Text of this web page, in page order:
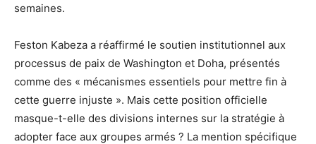
semaines.
Feston Kabeza a réaffirmé le soutien institutionnel aux
processus de paix de Washington et Doha, présentés
comme des « mécanismes essentiels pour mettre fin à
cette guerre injuste ». Mais cette position officielle
masque-t-elle des divisions internes sur la stratégie à
adopter face aux groupes armés ? La mention spécifique